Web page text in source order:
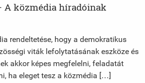
A közmédia híradóinak
rendeltetése, hogy a demokratikus
viták lefolytatásának eszköze és
akkor képes megfelelni, feladatát
ha eleget tesz a közmédia […]